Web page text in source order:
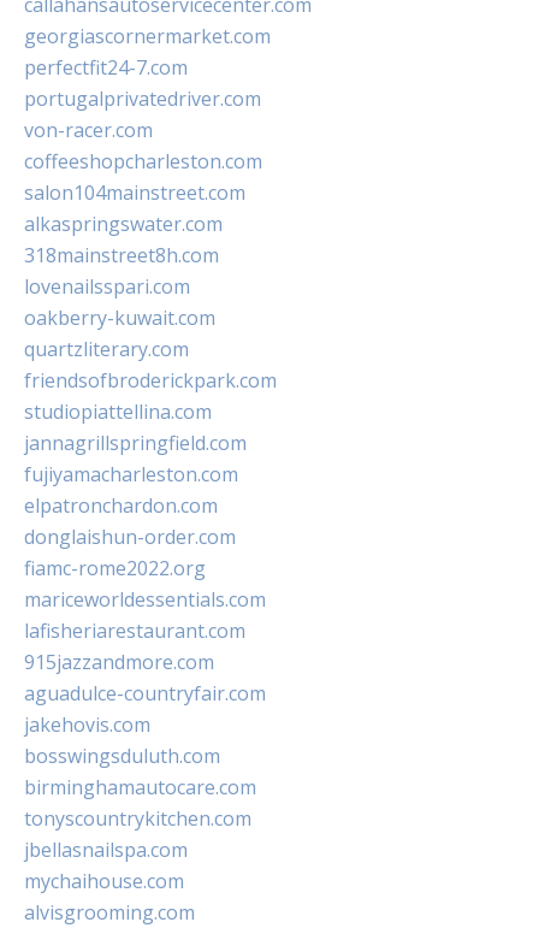
georgiascornermarket.com
perfectfit24-7.com
portugalprivatedriver.com
von-racer.com
coffeeshopcharleston.com
salon104mainstreet.com
alkaspringswater.com
318mainstreet8h.com
lovenailsspari.com
oakberry-kuwait.com
quartzliterary.com
friendsofbroderickpark.com
studiopiattellina.com
jannagrillspringfield.com
fujiyamacharleston.com
elpatronchardon.com
donglaishun-order.com
fiamc-rome2022.org
mariceworldessentials.com
lafisheriarestaurant.com
915jazzandmore.com
aguadulce-countryfair.com
jakehovis.com
bosswingsduluth.com
birminghamautocare.com
tonyscountrykitchen.com
jbellasnailspa.com
mychaihouse.com
alvisgrooming.com